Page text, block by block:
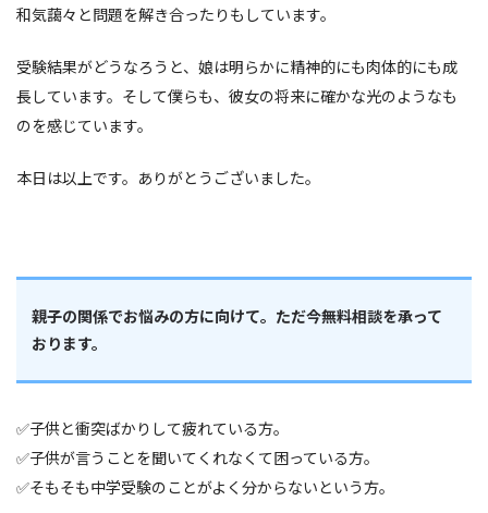
和気藹々と問題を解き合ったりもしています。
受験結果がどうなろうと、娘は明らかに精神的にも肉体的にも成
長しています。そして僕らも、彼女の将来に確かな光のようなも
のを感じています。
本日は以上です。ありがとうございました。
親子の関係でお悩みの方に向けて。ただ今無料相談を承って
おります。
✅子供と衝突ばかりして疲れている方。
✅子供が言うことを聞いてくれなくて困っている方。
✅そもそも中学受験のことがよく分からないという方。